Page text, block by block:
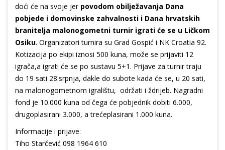
doći će na svoje jer povodom obilježavanja Dana
pobjede i domovinske zahvalnosti i Dana hrvatskih
branitelja malonogometni turnir igrati će se u Ličkom
Osiku. Organizatori turnira su Grad Gospić i NK Croatia 92.
Kotizacija po ekipi iznosi 500 kuna, može se prijaviti 12
igrača,a igrati će se po sustavu 5+1. Prijave za turnir traju
do 19 sati 28.srpnja, dakle do subote kada će se, u 20 sati,
na malonogometnom igralištu, održati i ždrijeb. Nagradni
fond je 10.000 kuna od čega će pobjednik dobiti 6.000,
drugoplasirani 3.000, a trećeplasirani 1.000 kuna.
Informacije i prijave:
Tiho Starčević 098 1964 610